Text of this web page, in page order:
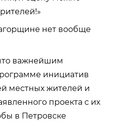
нет вообще
важнейшим
инициатив
местных жителей и
проекта с их
в Петровске